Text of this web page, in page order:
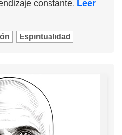
constante. Leer
Espiritualidad